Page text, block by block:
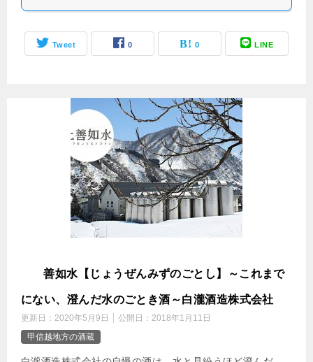
Tweet 0 0 LINE
上善如水【じょうぜんみずのごとし】～これまで
にない、澄んだ水のごとき酒～白瀧酒造株式会社
更新日： 2020年5月9日 公開日： 2018年1月11日
甲信越地方の酒蔵